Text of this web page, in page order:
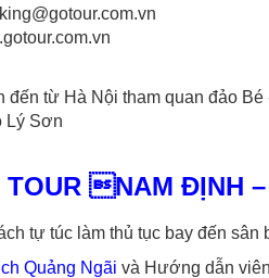
Lý Sơn
TOUR NAM ĐỊNH
tự túc làm thủ tục bay đến sân
Quảng Ngãi và Hướng dẫn